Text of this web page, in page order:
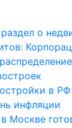
в
инфляции
Москве